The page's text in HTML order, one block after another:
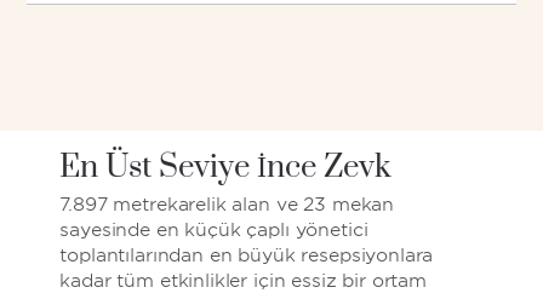
En Üst Seviye İnce Zevk
7.897 metrekarelik alan ve 23 mekan
sayesinde en küçük çaplı yönetici
toplantılarından en büyük resepsiyonlara
kadar tüm etkinlikler için eşsiz bir ortam